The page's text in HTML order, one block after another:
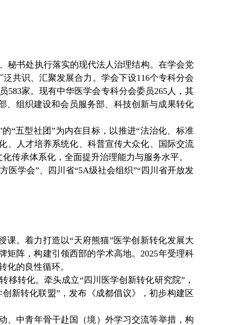
秘书处执行落实的现代法人治理结构。在学会党
共识、汇聚发展合力。学会下设116个专科分会
583家。现有中华医学会专科分会委员265人，其
、组织建设和会员服务部、科技创新与成果转化
“五型社团”为内在目标，以推进“法治化、标准
、人才培养系统化、科普宣传大众化、国际交流
传承体系化，全面提升治理能力与服务水平。
医学会”、四川省“5A级社会组织”“四川省开放发
课。着力打造以“天府熊猫”医学创新转化发展大
矩阵，构建引领西部的学术高地。2025年受理科
化的良性循环。
移转化。牵头成立“四川医学创新转化研究院”，
新转化联盟”，发布《成都倡议》，初步构建区
、中青年骨干赴国（境）外学习交流等举措，构